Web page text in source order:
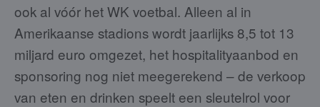
ook al vóór het WK voetbal. Alleen al in
Amerikaanse stadions wordt jaarlijks 8,5 tot 13
miljard euro omgezet, het hospitalityaanbod en
sponsoring nog niet meegerekend – de verkoop
van eten en drinken speelt een sleutelrol voor